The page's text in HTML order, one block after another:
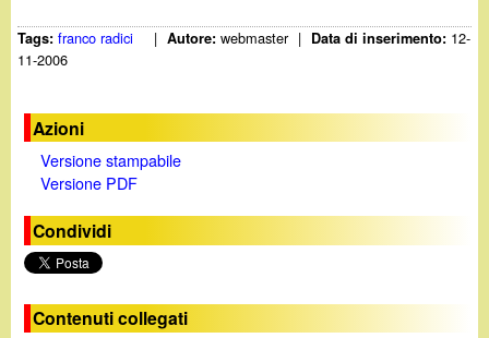
Tags:franco radici | Autore:webmaster | Data di inserimento: 12-
11-2006
Azioni
Versione stampabile
Versione PDF
Condividi
Contenuti collegati